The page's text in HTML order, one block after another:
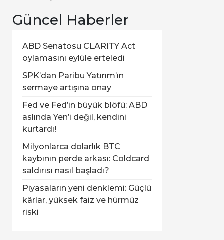
Güncel Haberler
ABD Senatosu CLARITY Act
oylamasını eylüle erteledi
SPK’dan Paribu Yatırım’ın
sermaye artışına onay
Fed ve Fed’in büyük blöfü: ABD
aslında Yen’i değil, kendini
kurtardı!
Milyonlarca dolarlık BTC
kaybının perde arkası: Coldcard
saldırısı nasıl başladı?
Piyasaların yeni denklemi: Güçlü
kârlar, yüksek faiz ve hürmüz
riski